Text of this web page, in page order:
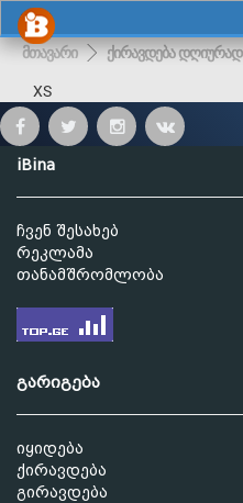
მთავარი ქირავდება დღიურად
XS
iBina
ჩვენ შესახებ
რეკლამა
თანამშრომლობა
გარიგება
იყიდება
ქირავდება
გირავდება